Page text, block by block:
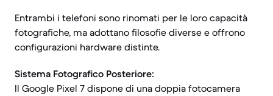
Entrambi i telefoni sono rinomati per le loro capacità
fotografiche, ma adottano filosofie diverse e offrono
configurazioni hardware distinte.
Sistema Fotografico Posteriore:
Il Google Pixel 7 dispone di una doppia fotocamera